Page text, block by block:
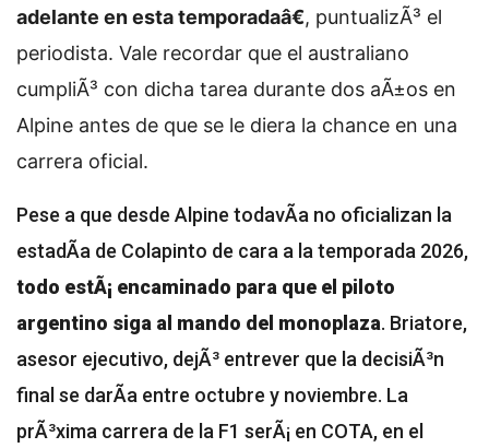
adelante en esta temporadaâ€, puntualizÃ³ el
periodista. Vale recordar que el australiano
cumpliÃ³ con dicha tarea durante dos aÃ±os en
Alpine antes de que se le diera la chance en una
carrera oficial.
Pese a que desde Alpine todavÃ­a no oficializan la
estadÃ­a de Colapinto de cara a la temporada 2026,
todo estÃ¡ encaminado para que el piloto
argentino siga al mando del monoplaza. Briatore,
asesor ejecutivo, dejÃ³ entrever que la decisiÃ³n
final se darÃ­a entre octubre y noviembre. La
prÃ³xima carrera de la F1 serÃ¡ en COTA, en el